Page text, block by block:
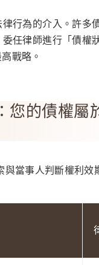
行為的介入。許多
任律師進行「債權
戰略。
您的債權屬
當事人判斷權利效